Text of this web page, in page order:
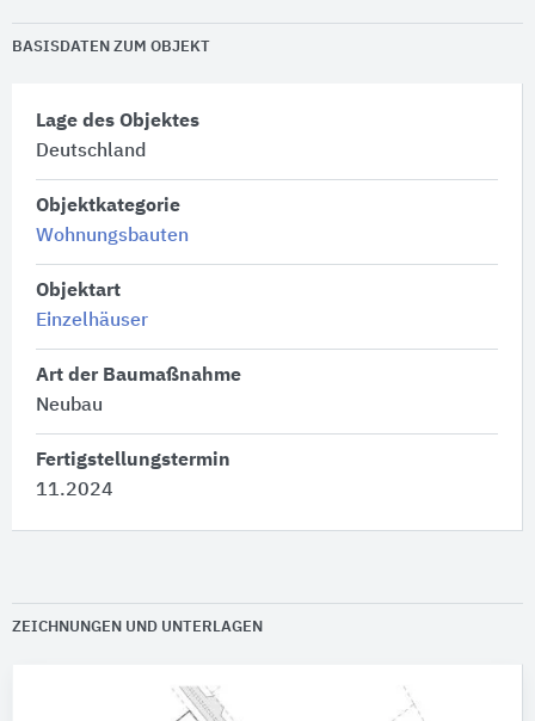
BASISDATEN ZUM OBJEKT
Lage des Objektes
Deutschland
Objektkategorie
Wohnungsbauten
Objektart
Einzelhäuser
Art der Baumaßnahme
Neubau
Fertigstellungstermin
11.2024
ZEICHNUNGEN UND UNTERLAGEN